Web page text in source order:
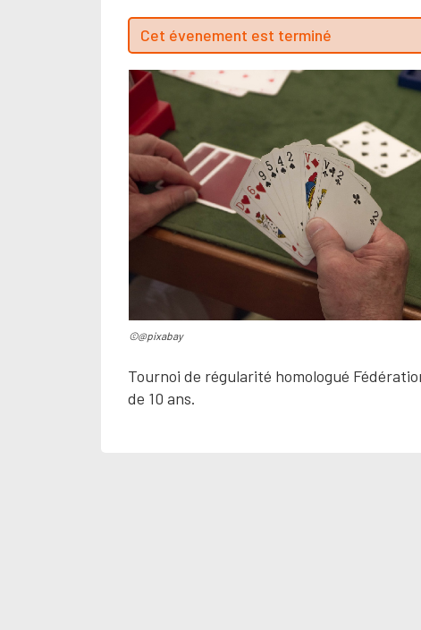
Cet évenement est terminé
©@pixabay
Tournoi de régularité homologué
de 10 ans.